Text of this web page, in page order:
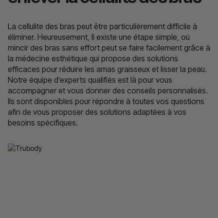
La cellulite des bras peut être particulièrement difficile à
éliminer. Heureusement, lI existe une étape simple, où
mincir des bras sans effort peut se faire facilement grâce à
la médecine esthétique qui propose des solutions
efficaces pour réduire les amas graisseux et lisser la peau.
Notre équipe d’experts qualifiés est là pour vous
accompagner et vous donner des conseils personnalisés.
Ils sont disponibles pour répondre à toutes vos questions
afin de vous proposer des solutions adaptées à vos
besoins spécifiques.